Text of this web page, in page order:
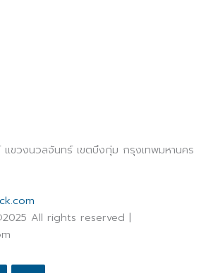
แขวงนวลจันทร์ เขตบึงกุ่ม กรุงเทพมหานคร
All rights reserved |